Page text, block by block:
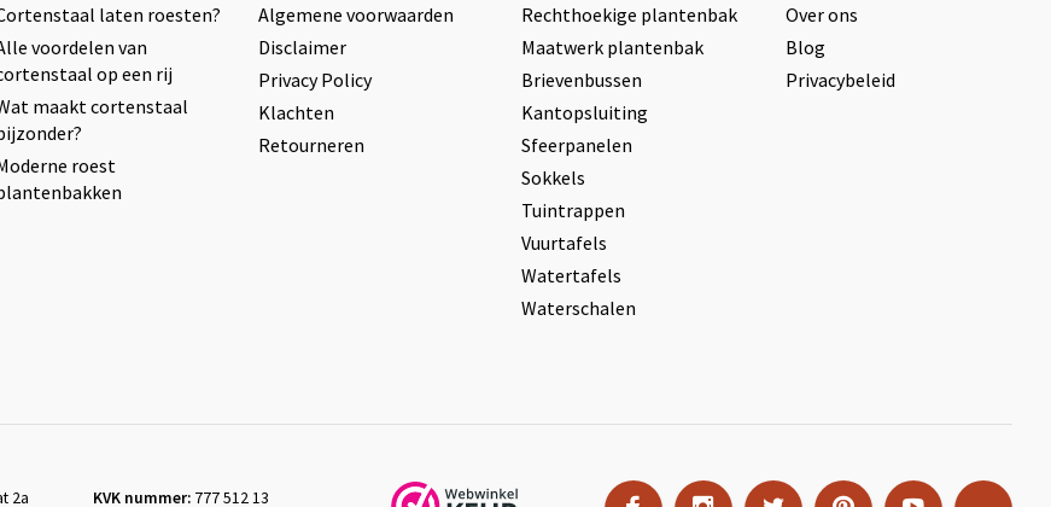
laten roesten?
voordelen van
op een rij
maakt cortenstaal
roest
Algemene voorwaarden
Disclaimer
Privacy Policy
Klachten
Retourneren
Rechthoekige plantenbak
Maatwerk plantenbak
Brievenbussen
Kantopsluiting
Sfeerpanelen
Sokkels
Tuintrappen
Vuurtafels
Watertafels
Waterschalen
Over ons
Blog
Privacybeleid
2a KVK nummer: 777 512 13